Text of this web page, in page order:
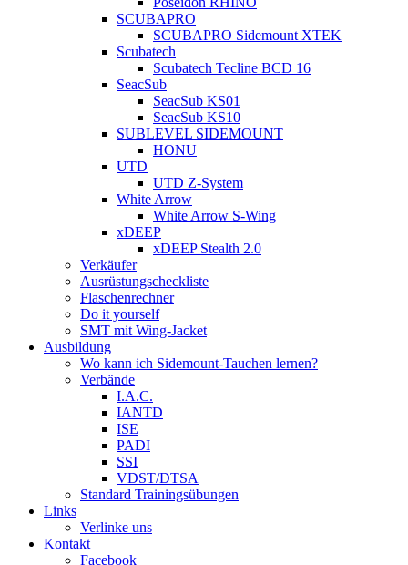
SCUBAPRO
SCUBAPRO Sidemount XTEK
Scubatech
Scubatech Tecline BCD 16
SeacSub
SeacSub KS01
SeacSub KS10
SUBLEVEL SIDEMOUNT
HONU
UTD
UTD Z-System
White Arrow
White Arrow S-Wing
xDEEP
xDEEP Stealth 2.0
Verkäufer
Ausrüstungscheckliste
Flaschenrechner
Do it yourself
SMT mit Wing-Jacket
Ausbildung
Wo kann ich Sidemount-Tauchen lernen?
Verbände
I.A.C.
IANTD
ISE
PADI
SSI
VDST/DTSA
Standard Trainingsübungen
Links
Verlinke uns
Kontakt
Facebook